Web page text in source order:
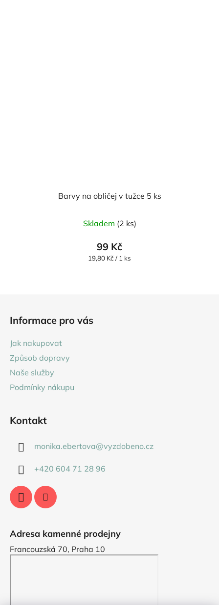
Barvy na obličej v tužce 5 ks
Skladem (2 ks)
99 Kč
Měrná
19,80 Kč / 1 ks
Informace pro vás
Jak nakupovat
Způsob dopravy
Naše služby
Podmínky nákupu
Kontakt
monika.ebertova@vyzdobeno.cz
+420 604 71 28 96
Adresa kamenné prodejny
Francouzská 70, Praha 10